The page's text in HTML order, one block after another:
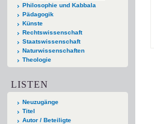
Philosophie und Kabbala
Pädagogik
Künste
Rechtswissenschaft
Staatswissenschaft
Naturwissenschaften
Theologie
LISTEN
Neuzugänge
Titel
Autor / Beteiligte